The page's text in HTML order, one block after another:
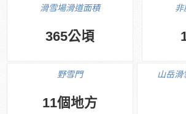
滑雪場滑道面積
365公頃
非
野雪門
11個地方
山岳滑